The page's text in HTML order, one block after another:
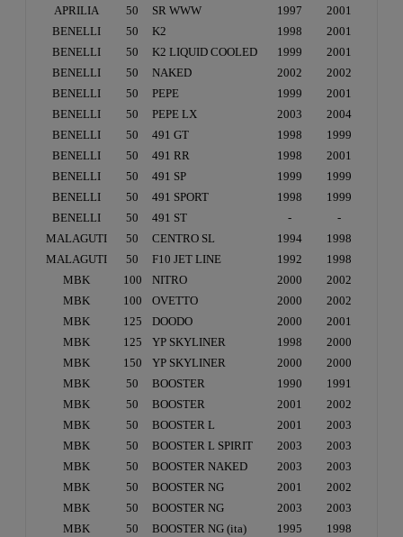
APRILIA 50 SR WWW 1997
2001
BENELLI
50 K2 1998
2001
BENELLI
50 K2 LIQUID COOLED 1999
2001
BENELLI
50 NAKED 2002
2002
BENELLI
50 PEPE 1999
2001
BENELLI
50 PEPE LX 2003
2004
BENELLI
50 491 GT 1998
1999
BENELLI
50 491 RR 1998
2001
BENELLI
50 491 SP 1999
1999
BENELLI
50 491 SPORT 1998
1999
BENELLI
50 491 ST -
-
MALAGUTI
50 CENTRO SL 1994
1998
MALAGUTI
50 F10 JET LINE 1992
1998
MBK
100 NITRO 2000
2002
MBK
100 OVETTO 2000
2002
MBK
125 DOODO 2000
2001
MBK
125 YP SKYLINER 1998
2000
MBK
150 YP SKYLINER 2000
2000
MBK
50 BOOSTER 1990
1991
MBK
50 BOOSTER 2001
2002
MBK
50 BOOSTER L 2001
2003
MBK
50 BOOSTER L SPIRIT 2003
2003
MBK
50 BOOSTER NAKED 2003
2003
MBK
50 BOOSTER NG 2001
2002
MBK
50 BOOSTER NG 2003
2003
MBK
50 BOOSTER NG (ita) 1995
1998